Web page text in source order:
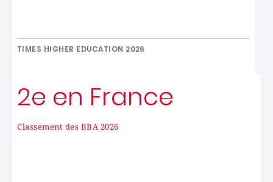
TIMES HIGHER EDUCATION 2026
2e en France
Classement des BBA 2026